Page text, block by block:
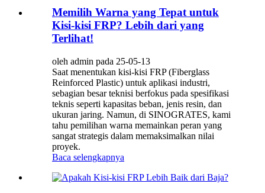
Memilih Warna yang Tepat untuk
Kisi-kisi FRP? Lebih dari yang
Terlihat!
oleh admin pada 25-05-13
Saat menentukan kisi-kisi FRP (Fiberglass
Reinforced Plastic) untuk aplikasi industri,
sebagian besar teknisi berfokus pada spesifikasi
teknis seperti kapasitas beban, jenis resin, dan
ukuran jaring. Namun, di SINOGRATES, kami
tahu pemilihan warna memainkan peran yang
sangat strategis dalam memaksimalkan nilai
proyek.
Baca selengkapnya